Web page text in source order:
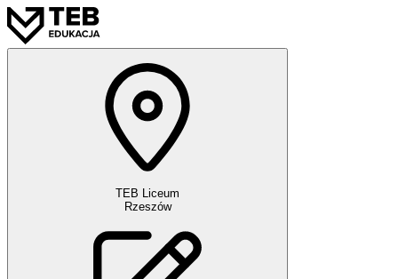
TEB Liceum
Rzeszów